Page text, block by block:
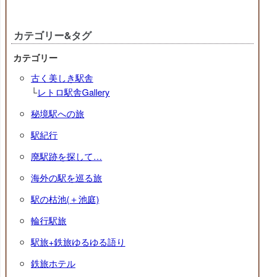
カテゴリー&タグ
カテゴリー
古く美しき駅舎
└レトロ駅舎Gallery
秘境駅への旅
駅紀行
廃駅跡を探して…
海外の駅を巡る旅
駅の枯池(＋池庭)
輪行駅旅
駅旅+鉄旅ゆるゆる語り
鉄旅ホテル